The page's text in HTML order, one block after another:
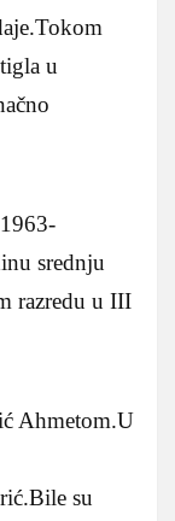
u
srednju
razredu u III
Ahmetom.U
su